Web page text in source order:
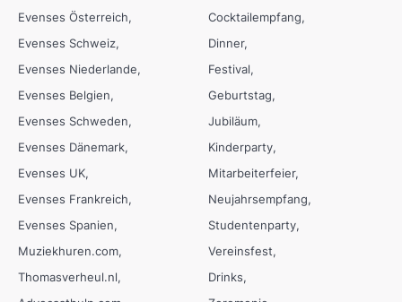
Evenses Österreich
Evenses Schweiz
Evenses Niederlande
Evenses Belgien
Evenses Schweden
Evenses Dänemark
Evenses UK
Evenses Frankreich
Evenses Spanien
Muziekhuren.com
Thomasverheul.nl
Cocktailempfang
Dinner
Festival
Geburtstag
Jubiläum
Kinderparty
Mitarbeiterfeier
Neujahrsempfang
Studentenparty
Vereinsfest
Drinks